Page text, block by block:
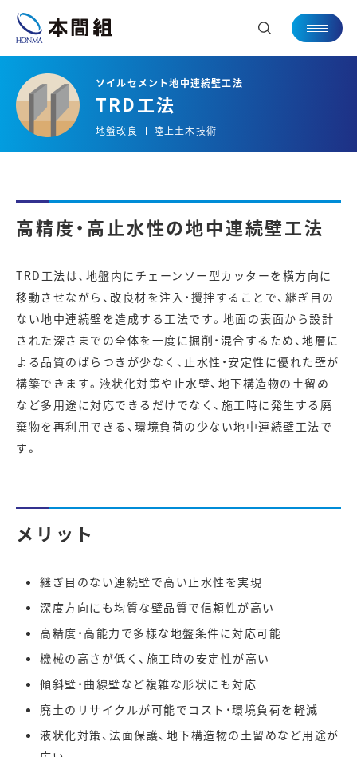
TRD工法
地盤改良 陸上土木技術
高精度・高止水性の地中連続壁工法
TRD工法は、地盤内にチェーンソー型カッターを横方向に
移動させながら、改良材を注入・攪拌することで、継ぎ目の
ない地中連続壁を造成する工法です。地面の表面から設計
された深さまでの全体を一度に掘削・混合するため、地層に
よる品質のばらつきが少なく、止水性・安定性に優れた壁が
構築できます。液状化対策や止水壁、地下構造物の土留め
など多用途に対応できるだけでなく、施工時に発生する廃
棄物を再利用できる、環境負荷の少ない地中連続壁工法で
す。
メリット
継ぎ目のない連続壁で高い止水性を実現
深度方向にも均質な壁品質で信頼性が高い
高精度・高能力で多様な地盤条件に対応可能
機械の高さが低く、施工時の安定性が高い
傾斜壁・曲線壁など複雑な形状にも対応
廃土のリサイクルが可能でコスト・環境負荷を軽減
液状化対策、法面保護、地下構造物の土留めなど用途が